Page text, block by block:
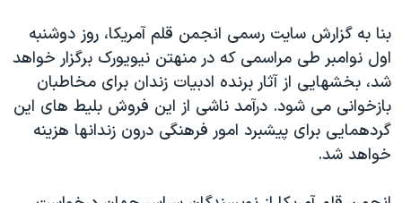
بنا به گزارش سایت رسمی انجمن قلم آمریکا، روز دوشنبه
اول نوامبر طی مراسمی که در منهتن نیویورک برگزار خواهد
شد، بخشهایی از آثار برنده ادبیات زندان برای مخاطبان
بازخوانی می شود. درآمد ناشی از این فروش بلیط های این
گردهمایی برای پیشبرد امور فرهنگی درون زندانها هزینه
خواهد شد.